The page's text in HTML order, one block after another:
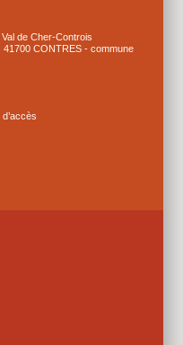
de Cher-Controis
CONTRES - commune